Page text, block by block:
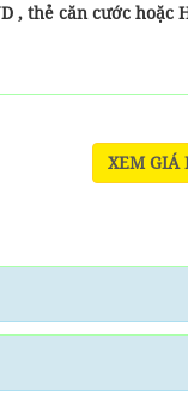
, thẻ căn cước hoặc
XEM GIÁ